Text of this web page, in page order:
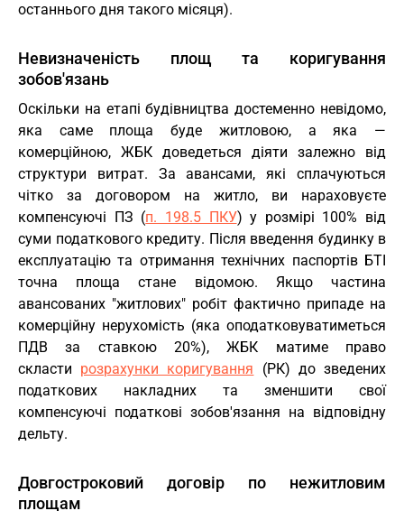
останнього дня такого місяця).
Невизначеність площ та коригування
зобов'язань
Оскільки на етапі будівництва достеменно невідомо,
яка саме площа буде житловою, а яка —
комерційною, ЖБК доведеться діяти залежно від
структури витрат. За авансами, які сплачуються
чітко за договором на житло, ви нараховуєте
компенсуючі ПЗ (п. 198.5 ПКУ) у розмірі 100% від
суми податкового кредиту. Після введення будинку в
експлуатацію та отримання технічних паспортів БТІ
точна площа стане відомою. Якщо частина
авансованих "житлових" робіт фактично припаде на
комерційну нерухомість (яка оподатковуватиметься
ПДВ за ставкою 20%), ЖБК матиме право
скласти розрахунки коригування (РК) до зведених
податкових накладних та зменшити свої
компенсуючі податкові зобов'язання на відповідну
дельту.
Довгостроковий договір по нежитловим
площам